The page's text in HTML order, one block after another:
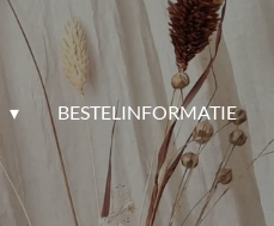
BESTELINFORMATIE